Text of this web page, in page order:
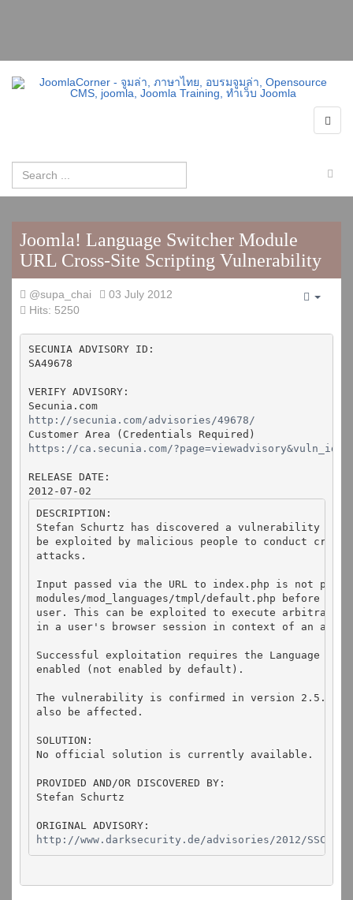
Joomla! Language Switcher Module
URL Cross-Site Scripting Vulnerability
@supa_chai
03 July 2012
Hits: 5250
SECUNIA ADVISORY ID:
SA49678
VERIFY ADVISORY:
Secunia.com
http://secunia.com/advisories/49678/
https://ca.secunia.com/
RELEASE DATE:
2012-07-02
DESCRIPTION:
Stefan Schurtz has discovered a vulnerability in
be exploited by malicious people to conduct
attacks.
Input passed via the URL to index.php is not
modules/mod_languages/tmpl/default.php before
user. This can be exploited to execute arbitrary
in a user's browser session in context of an
Successful exploitation requires the Language
enabled (not enabled by default).
The vulnerability is confirmed in version 2.5.6.
also be affected.
SOLUTION:
No official solution is currently available.
PROVIDED AND/OR DISCOVERED BY:
Stefan Schurtz
http://www.darksecurity.de/advisories/2012/